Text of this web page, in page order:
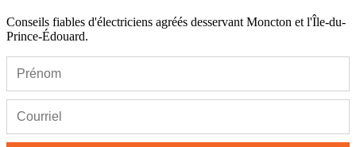
Conseils fiables d'électriciens agréés desservant Moncton et l'Île-du-
Prince-Édouard.